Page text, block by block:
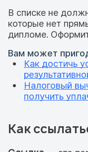
В списке не
которые нет
дипломе.
Вам может
Как достичь
Налоговый
получить
Как